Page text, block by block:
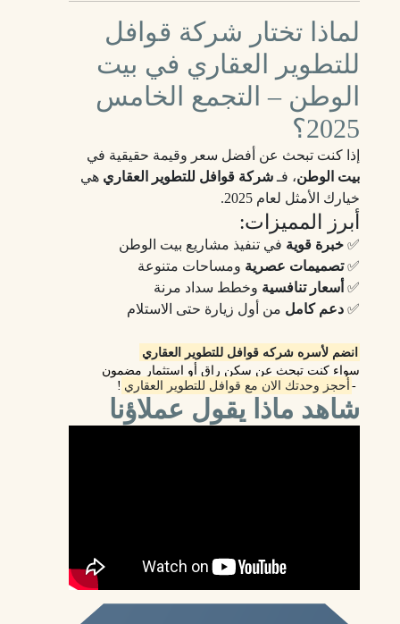
لماذا تختار شركة قوافل
للتطوير العقاري في بيت
الوطن – التجمع الخامس
2025؟
إذا كنت تبحث عن أفضل سعر وقيمة حقيقية في
بيت الوطن، فـ شركة قوافل للتطوير العقاري هي
خيارك الأمثل لعام 2025.
أبرز المميزات:
✅ خبرة قوية في تنفيذ مشاريع بيت الوطن
✅تصميمات عصرية ومساحات متنوعة
✅ أسعار تنافسية وخطط سداد مرنة
✅ دعم كامل من أول زيارة حتى الاستلام
انضم لأسره شركه قوافل للتطوير العقاري
سواء كنت تبحث عن سكن راقٍ أو استثمار مضمون
- أحجز وحدتك الان مع قوافل للتطوير العقاري !
شاهد ماذا يقول عملاؤنا